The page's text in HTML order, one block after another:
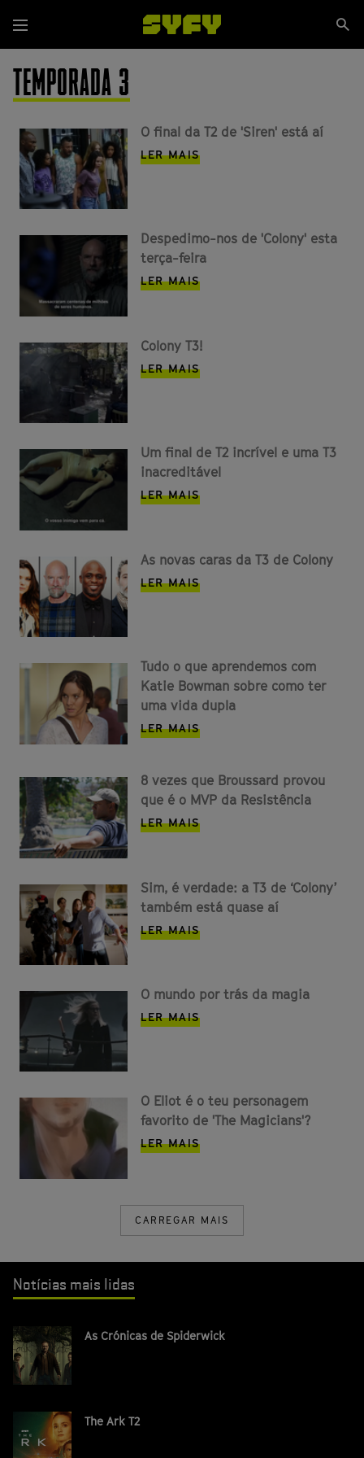
para
o
conteúdo
principal
Menu
TEMPORADA 3
O final da T2 de 'Siren' está aí
LER MAIS
Despedimo-nos de 'Colony' esta
terça-feira
LER MAIS
Colony T3!
LER MAIS
Um final de T2 incrível e uma T3
inacreditável
LER MAIS
As novas caras da T3 de Colony
LER MAIS
Tudo o que aprendemos com
Katie Bowman sobre como ter
uma vida dupla
LER MAIS
8 vezes que Broussard provou
que é o MVP da Resistência
LER MAIS
Sim, é verdade: a T3 de ‘Colony’
também está quase aí
LER MAIS
O mundo por trás da magia
LER MAIS
O Eliot é o teu personagem
favorito de 'The Magicians'?
LER MAIS
CARREGAR MAIS
Notícias mais lidas
As Crónicas de Spiderwick
The Ark T2